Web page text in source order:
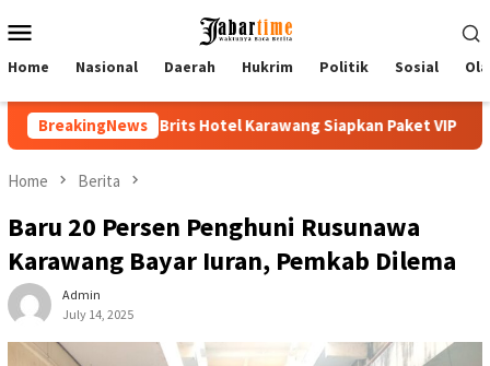
to
Menu
Home Nasional Daerah Hukrim Politik Sosial
BreakingNews
Siapkan Paket VIP Buka PKKMB 2026, Rektor
Home Berita
Baru 20 Persen Penghuni Rusunawa
Karawang Bayar Iuran, Pemkab Dilema
Admin
July 14, 2025